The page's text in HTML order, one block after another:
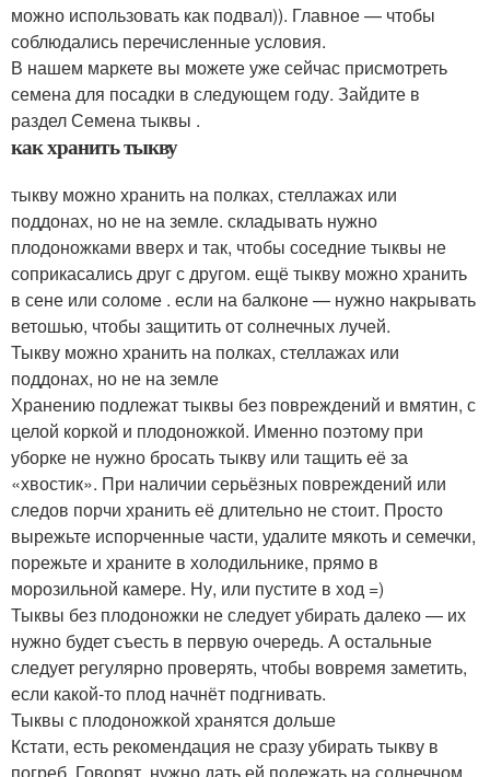
можно использовать как подвал)). Главное — чтобы
соблюдались перечисленные условия.
В нашем маркете вы можете уже сейчас присмотреть
семена для посадки в следующем году. Зайдите в
раздел Семена тыквы .
как хранить тыкву
тыкву можно хранить на полках, стеллажах или
поддонах, но не на земле. складывать нужно
плодоножками вверх и так, чтобы соседние тыквы не
соприкасались друг с другом. ещё тыкву можно хранить
в сене или соломе . если на балконе — нужно накрывать
ветошью, чтобы защитить от солнечных лучей.
Тыкву можно хранить на полках, стеллажах или
поддонах, но не на земле
Хранению подлежат тыквы без повреждений и вмятин, с
целой коркой и плодоножкой. Именно поэтому при
уборке не нужно бросать тыкву или тащить её за
«хвостик». При наличии серьёзных повреждений или
следов порчи хранить её длительно не стоит. Просто
вырежьте испорченные части, удалите мякоть и семечки,
порежьте и храните в холодильнике, прямо в
морозильной камере. Ну, или пустите в ход =)
Тыквы без плодоножки не следует убирать далеко — их
нужно будет съесть в первую очередь. А остальные
следует регулярно проверять, чтобы вовремя заметить,
если какой-то плод начнёт подгнивать.
Тыквы с плодоножкой хранятся дольше
Кстати, есть рекомендация не сразу убирать тыкву в
погреб. Говорят, нужно дать ей полежать на солнечном